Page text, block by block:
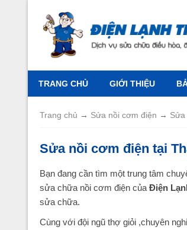
TRANG CHỦ GIỚI THIỆU
Trang chủ → Sửa nồi cơm điện →
Sửa nồi cơm điện tại
Bạn đang cần tìm một trung tâm
sửa chữa nồi cơm điện của Điện
sửa chữa.
Cùng với đội ngũ thợ giỏi ,chuyên